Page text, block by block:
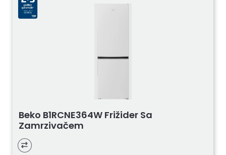
Beko B1RCNE364W Frižider Sa
Zamrzivačem